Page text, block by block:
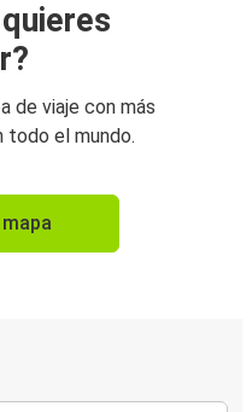
de viaje con más
todo el mundo.